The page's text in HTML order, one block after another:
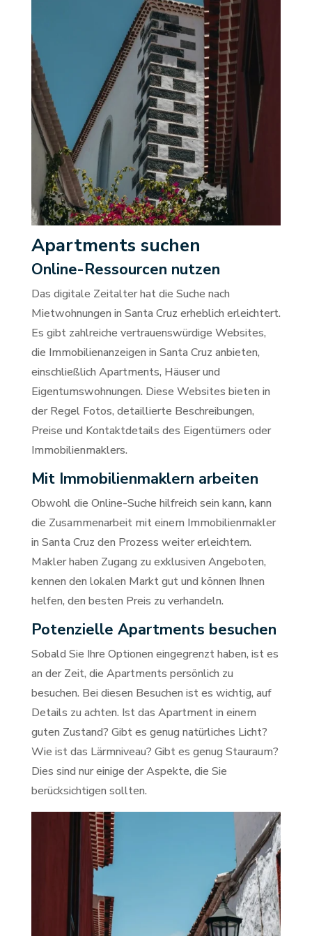
Apartments suchen
Online-Ressourcen nutzen
Das digitale Zeitalter hat die Suche nach
Mietwohnungen in Santa Cruz erheblich erleichtert.
Es gibt zahlreiche vertrauenswürdige Websites,
die Immobilienanzeigen in Santa Cruz anbieten,
einschließlich Apartments, Häuser und
Eigentumswohnungen. Diese Websites bieten in
der Regel Fotos, detaillierte Beschreibungen,
Preise und Kontaktdetails des Eigentümers oder
Immobilienmaklers.
Mit Immobilienmaklern arbeiten
Obwohl die Online-Suche hilfreich sein kann, kann
die Zusammenarbeit mit einem Immobilienmakler
in Santa Cruz den Prozess weiter erleichtern.
Makler haben Zugang zu exklusiven Angeboten,
kennen den lokalen Markt gut und können Ihnen
helfen, den besten Preis zu verhandeln.
Potenzielle Apartments besuchen
Sobald Sie Ihre Optionen eingegrenzt haben, ist es
an der Zeit, die Apartments persönlich zu
besuchen. Bei diesen Besuchen ist es wichtig, auf
Details zu achten. Ist das Apartment in einem
guten Zustand? Gibt es genug natürliches Licht?
Wie ist das Lärmniveau? Gibt es genug Stauraum?
Dies sind nur einige der Aspekte, die Sie
berücksichtigen sollten.